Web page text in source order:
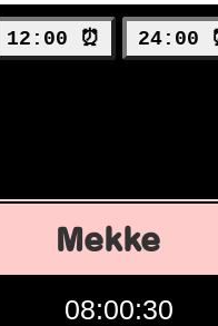
12:00 ⏰ 24:00
Mekke
08:00:31